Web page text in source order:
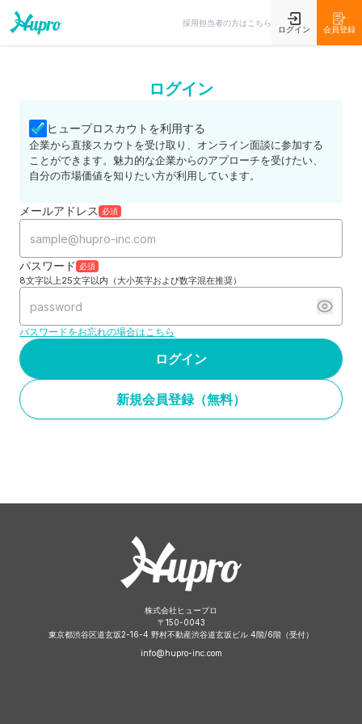
採用担当者の方はこちら
ログイン 会員登録
ログイン
ヒュープロスカウトを利用する
企業から直接スカウトを受け取り、オンライン面談に参加する
ことができます。魅力的な企業からのアプローチを受けたい、
自分の市場価値を知りたい方が利用しています。
メールアドレス 必須
パスワード 必須
8文字以上25文字以内（大小英字および数字混在推奨）
パスワードをお忘れの場合はこちら
ログイン
新規会員登録（無料）
株式会社ヒュープロ
〒 150-0043
東京都渋谷区道玄坂2-16-4 野村不動産渋谷道玄坂ビル 4階/6階（受付）
info@hupro-inc.com